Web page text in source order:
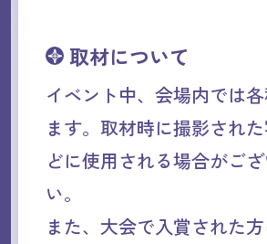
取材について
イベント中、会場内では
ます。取材時に撮影され
どに使用される場合がご
い。
また、大会で入賞された